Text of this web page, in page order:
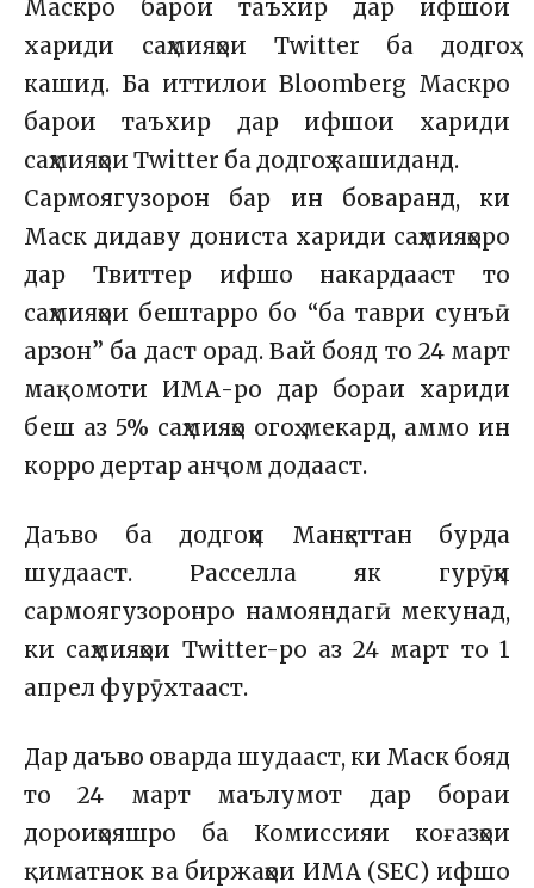
Маскро барои таъхир дар ифшои
хариди саҳмияҳои Twitter ба додгоҳ
кашид. Ба иттилои Bloomberg Маскро
барои таъхир дар ифшои хариди
саҳмияҳои Twitter ба додгоҳ кашиданд.
Сармоягузорон бар ин боваранд, ки
Маск дидаву дониста хариди саҳмияҳоро
дар Твиттер ифшо накардааст то
саҳмияҳои бештарро бо “ба таври сунъӣ
арзон” ба даст орад. Вай бояд то 24 март
мақомоти ИМА-ро дар бораи хариди
беш аз 5% саҳмияҳо огоҳ мекард, аммо ин
корро дертар анҷом додааст.
Даъво ба додгоҳи Манҳеттан бурда
шудааст. Расселла як гурӯҳи
сармоягузоронро намояндагӣ мекунад,
ки саҳмияҳои Twitter-ро аз 24 март то 1
апрел фурӯхтааст.
Дар даъво оварда шудааст, ки Маск бояд
то 24 март маълумот дар бораи
дороиҳояшро ба Комиссияи коғазҳои
қиматнок ва биржаҳои ИМА (SEC) ифшо